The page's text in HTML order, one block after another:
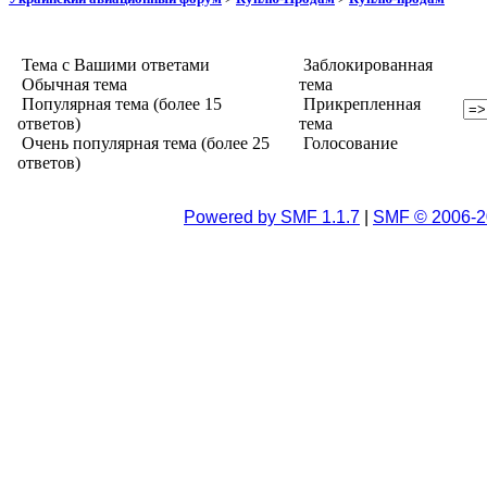
Тема с Вашими ответами
Обычная тема
Популярная тема (более 15
ответов)
Очень популярная тема (более 25
ответов)
Заблокированная
тема
Прикрепленная
тема
Голосование
Powered by SMF 1.1.7 SMF © 2006-